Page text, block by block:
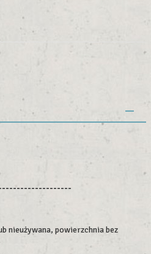
nieużywana, powierzchnia bez